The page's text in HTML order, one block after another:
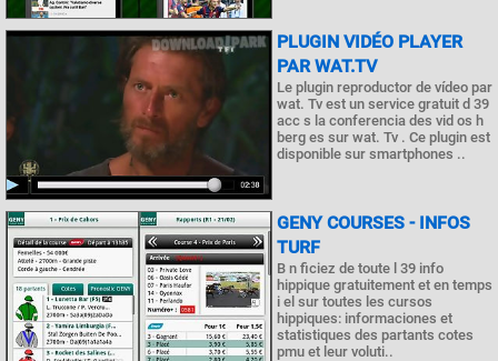
PLUGIN VIDÉO PLAYER
PAR WAT.TV
Le plugin reproductor de vídeo par
wat. Tv est un service gratuit d 39
acc s la conferencia des vid os h
berg es sur wat. Tv . Ce plugin est
disponible sur smartphones ..
GENY COURSES - INFOS
TURF
B n ficiez de toute l 39 info
hippique gratuitement et en temps
i el sur toutes les cursos
hippiques: informaciones et
statistiques des partants cotes
pmu et leur voluti..